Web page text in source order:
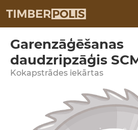
Garenzāģēšanas
daudzripzāģis
Kokapstrādes iekārtas